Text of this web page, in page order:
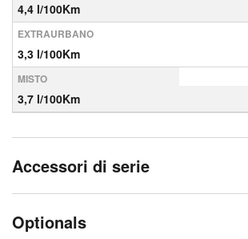
4,4 l/100Km
EXTRAURBANO
3,3 l/100Km
MISTO
3,7 l/100Km
Accessori di serie
Optionals